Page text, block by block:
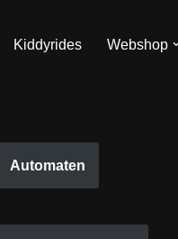
Kiddyrides Webshop
Automaten